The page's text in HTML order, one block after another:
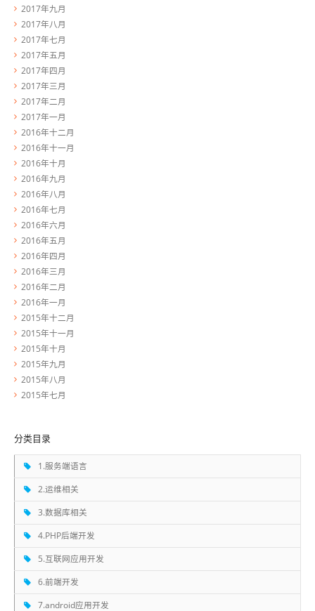
2017年九月
2017年八月
2017年七月
2017年五月
2017年四月
2017年三月
2017年二月
2017年一月
2016年十二月
2016年十一月
2016年十月
2016年九月
2016年八月
2016年七月
2016年六月
2016年五月
2016年四月
2016年三月
2016年二月
2016年一月
2015年十二月
2015年十一月
2015年十月
2015年九月
2015年八月
2015年七月
分类目录
1.服务端语言
2.运维相关
3.数据库相关
4.PHP后端开发
5.互联网应用开发
6.前端开发
7.android应用开发